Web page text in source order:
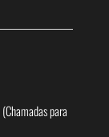
(Chamadas para